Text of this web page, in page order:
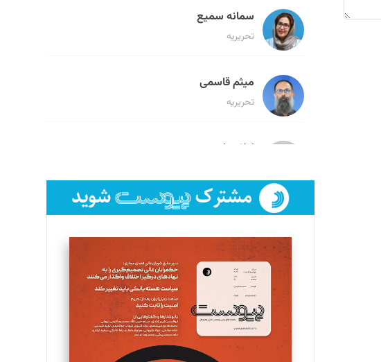
سمانه سمیع
تحریریه
میثم قاسمی
تحریریه
لیلا حنارود
فائزه فتحی رستمی
تحریریه
سروش کرمیان
تحریریه
مینا پاکدل